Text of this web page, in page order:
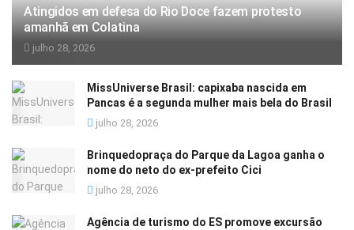
Atingidos em defesa do Rio Doce fazem protesto
amanhã em Colatina
julho 28, 2026
MissUniverse Brasil: capixaba nascida em
Pancas é a segunda mulher mais bela do Brasil
julho 28, 2026
Brinquedopraça do Parque da Lagoa ganha o
nome do neto do ex-prefeito Cici
julho 28, 2026
Agência de turismo do ES promove excursão